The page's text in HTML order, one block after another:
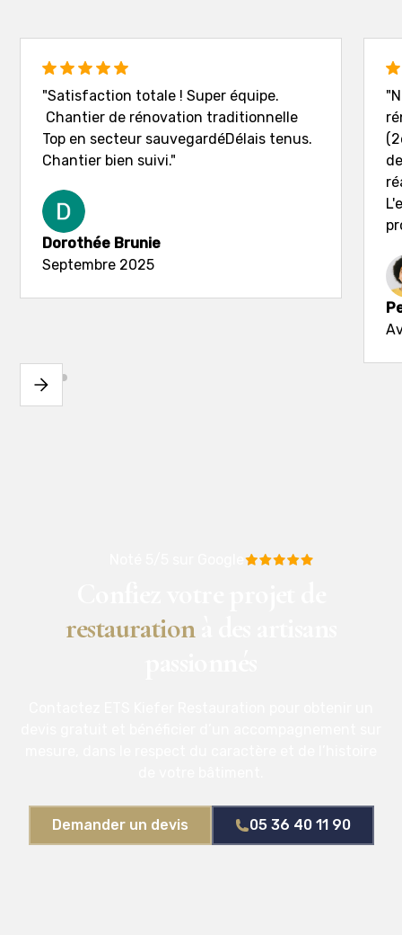
"Satisfaction totale ! Super équipe.
Chantier de rénovation traditionnelle
Top en secteur sauvegardéDélais tenus.
Chantier bien suivi."
Dorothée Brunie
Septembre 2025
restaurationà des artisans
Demander un devis 05 36 40 11 90